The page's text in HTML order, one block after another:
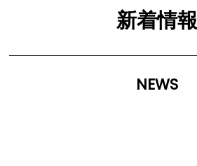
新着情報
NEWS